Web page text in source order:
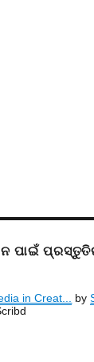
ପାଇଁ
in Creat... by